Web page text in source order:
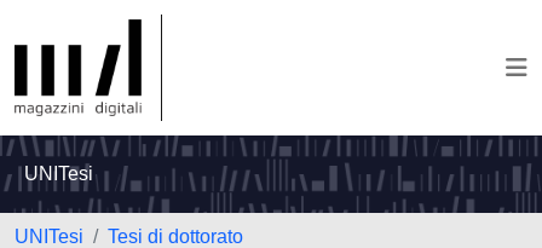
UNITesi
UNITesi
Tesi di dottorato